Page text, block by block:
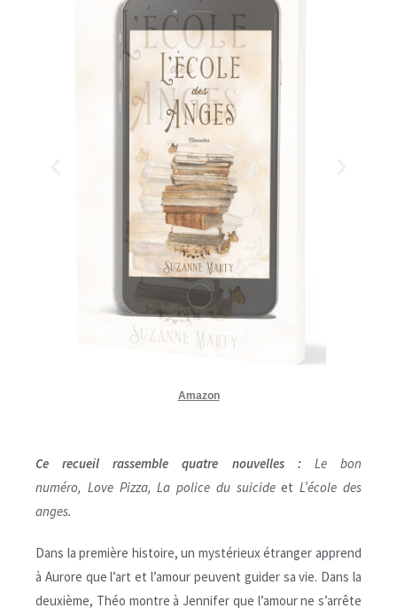
Amazon
Ce recueil rassemble quatre nouvelles : Le bon
numéro, Love Pizza, Lapolice du suicideet L’école des
anges.
Dans la première histoire, un mystérieux étranger apprend
à Aurore que l’art et l’amour peuvent guider sa vie. Dans la
deuxième, Théo montre à Jennifer que l’amour ne s’arrête